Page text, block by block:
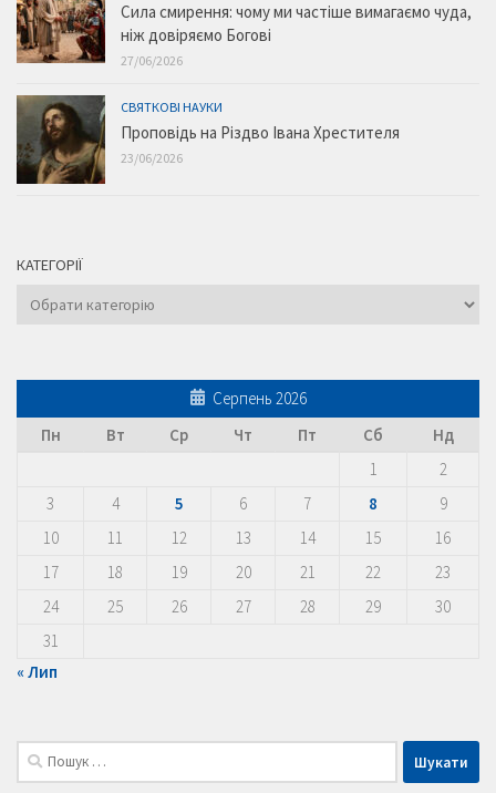
Сила смирення: чому ми частіше вимагаємо чуда,
ніж довіряємо Богові
27/06/2026
СВЯТКОВІ НАУКИ
Проповідь на Різдво Івана Хрестителя
23/06/2026
КАТЕГОРІЇ
Категорії
Серпень 2026
Пн
Вт Ср Чт Пт Сб
Нд
1
2
3
4 5 6 7 8
9
10
11 12 13 14 15
16
17
18 19 20 21 22
23
24
25 26 27 28 29
30
31
« Лип
Пошук: